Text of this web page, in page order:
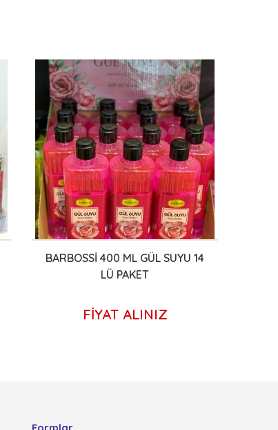
BARBOSSİ 400 ML GÜL SUYU 14
LÜ PAKET
FİYAT ALINIZ